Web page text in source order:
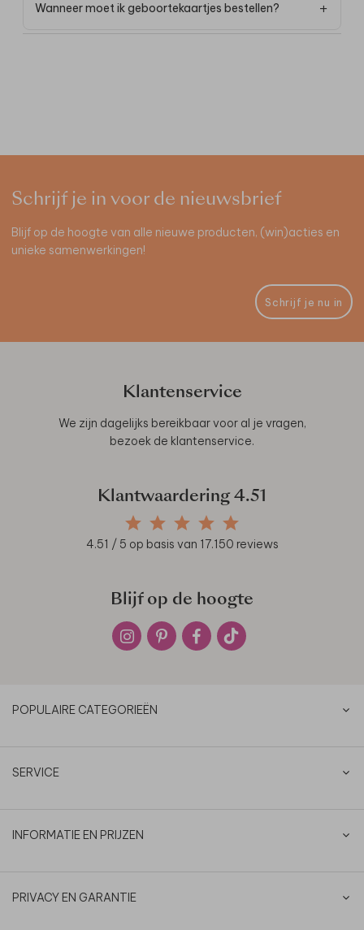
Wanneer moet ik geboortekaartjes bestellen?
Schrijf je in voor de nieuwsbrief
Blijf op de hoogte van alle nieuwe producten, (win)acties en
unieke samenwerkingen!
Schrijf je nu in
Klantenservice
We zijn dagelijks bereikbaar voor al je vragen,
bezoek de klantenservice.
Klantwaardering 4.51
4.51 / 5 op basis van 17.150 reviews
Blijf op de hoogte
POPULAIRE CATEGORIEËN
SERVICE
INFORMATIE EN PRIJZEN
PRIVACY EN GARANTIE